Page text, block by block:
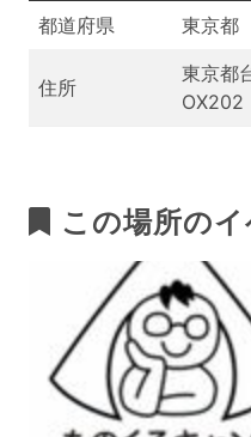
都道府県
東京都
住所
東京都
OX202
この場所の